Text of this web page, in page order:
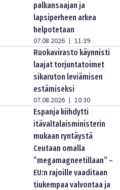
palkansaajan ja
lapsiperheen arkea
helpotetaan
07.08.2026 | 11:39
Ruokavirasto käynnisti
laajat torjuntatoimet
sikaruton leviämisen
estämiseksi
07.08.2026 | 10:30
Espanja kiihdytti
itävaltalaisministerin
mukaan ryntäystä
Ceutaan omalla
”megamagneetillaan” –
EU:n rajoille vaaditaan
tiukempaa valvontaa ja